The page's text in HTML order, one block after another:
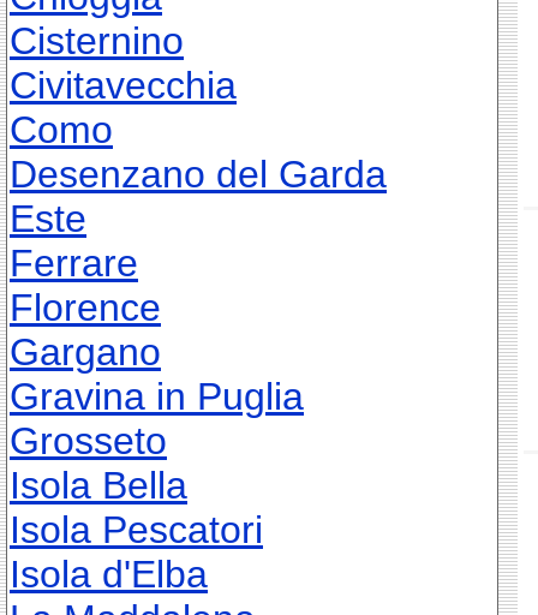
Cisternino
Civitavecchia
Como
Desenzano del Garda
Este
Ferrare
Florence
Gargano
Gravina in Puglia
Grosseto
Isola Bella
Isola Pescatori
Isola d'Elba